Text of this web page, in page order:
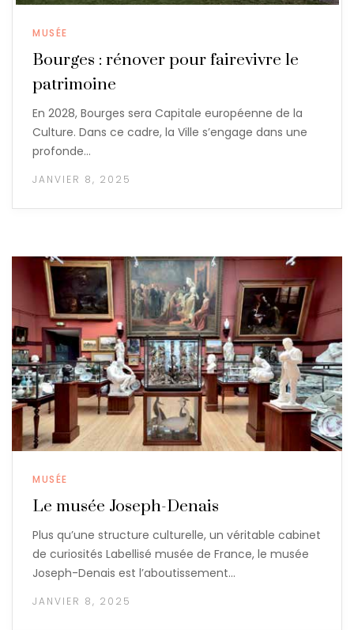
MUSÉE
Bourges : rénover pour fairevivre le
patrimoine
En 2028, Bourges sera Capitale européenne de la
Culture. Dans ce cadre, la Ville s’engage dans une
profonde…
JANVIER 8, 2025
MUSÉE
Le musée Joseph-Denais
Plus qu’une structure culturelle, un véritable cabinet
de curiosités Labellisé musée de France, le musée
Joseph-Denais est l’aboutissement…
JANVIER 8, 2025